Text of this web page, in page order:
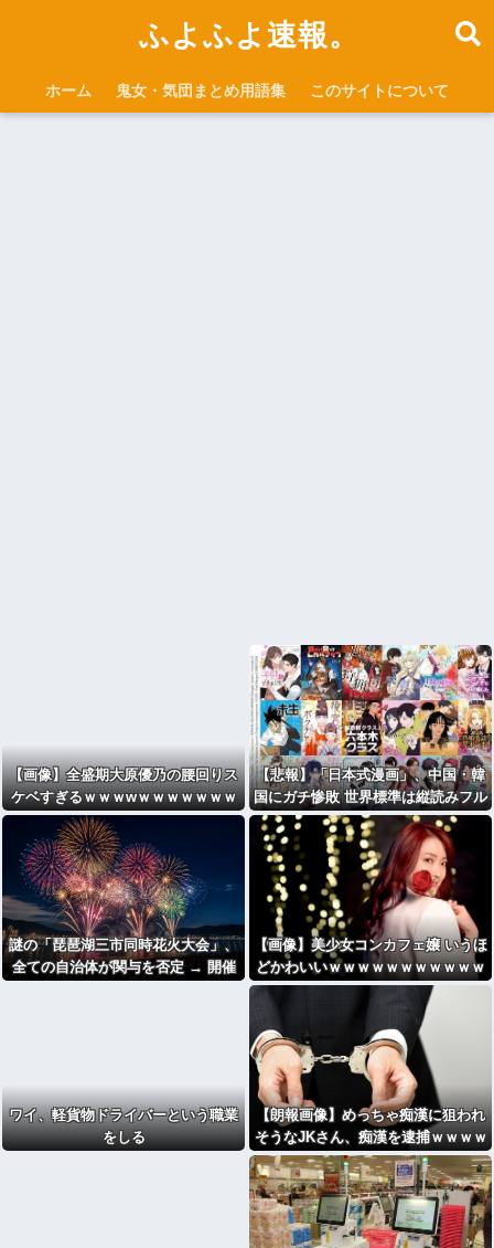
ふよふよ速報。
ホーム 鬼女・気団まとめ用語集 このサイトについて
【画像】全盛期大原優乃の腰回りス
ケベすぎるｗｗｗwｗｗｗｗｗｗｗ
ｗ
【悲報】「日本式漫画」、中国・韓
国にガチ惨敗 世界標準は縦読みフル
カラーへ・・・・・・・・・
謎の「琵琶湖三市同時花火大会」、
全ての自治体が関与を否定 → 開催
【画像】美少女コンカフェ嬢 いうほ
どかわいいｗｗｗｗｗｗｗｗｗｗｗ
ｗｗｗｗ
ワイ、軽貨物ドライバーという職業
をしる
【朗報画像】めっちゃ痴漢に狙われ
そうなJKさん、痴漢を逮捕ｗｗｗｗ
ｗｗｗｗｗｗｗｗｗｗ